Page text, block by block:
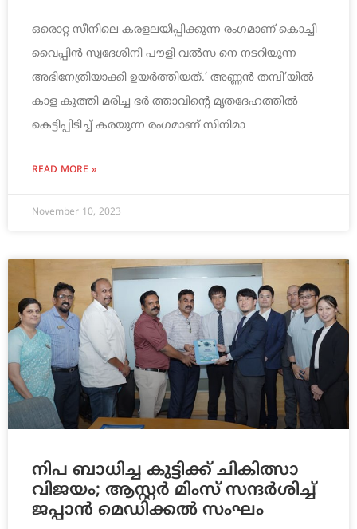
ഒരൊറ്റ സീനിലെ കരളലയിപ്പിക്കുന്ന രംഗമാണ് കൊച്ചി
വൈപ്പിന്‍ സ്വദേശിനി പൗളി വല്‍സ നെ നടറിയുന്ന
അഭിനേത്രിയാക്കി ഉയര്‍ത്തിയത്.’ അണ്ണന്‍ തമ്പി’യില്‍
കാള കുത്തി മരിച്ച ഭര്‍ ത്താവിന്റെ മൃതദേഹത്തില്‍
കെട്ടിപ്പിടിച്ച് കരയുന്ന രംഗമാണ് സിനിമാ
READ MORE »
November 10, 2023
നിപ ബാധിച്ച കുട്ടിക്ക് ചികിത്സാ
വിജയം; ആസ്റ്റര്‍ മിംസ് സന്ദര്‍ശിച്ച്
ജപ്പാന്‍ മെഡിക്കല്‍ സംഘം